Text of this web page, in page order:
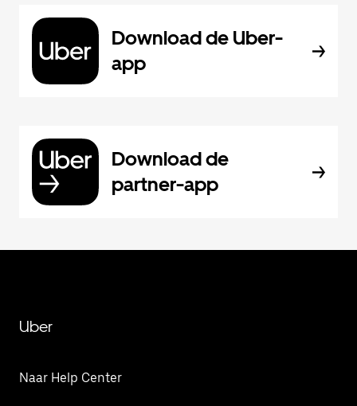
Download de Uber-
app
Download de
partner-app
Uber
Naar Help Center